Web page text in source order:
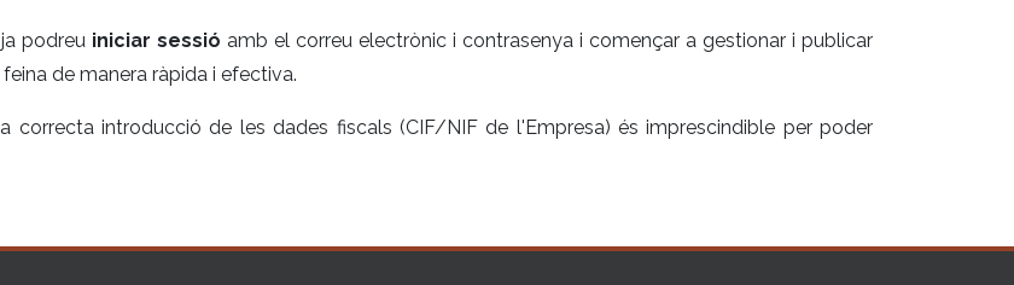
podreu iniciar sessió amb el correu electrònic i contrasenya i començar a gestionar i publicar
de manera ràpida i efectiva.
correcta introducció de les dades fiscals (CIF/NIF de l'Empresa) és imprescindible per poder